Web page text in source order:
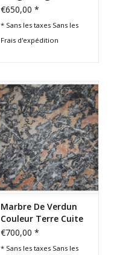
Antique
€650,00 *
* Sans les taxes Sans les
Frais d'expédition
Marbre De Verdun
Couleur Terre Cuite
Gris Antique
€700,00 *
* Sans les taxes Sans les